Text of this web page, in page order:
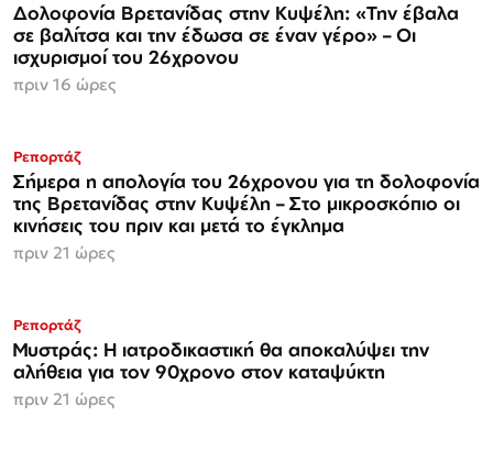
Δολοφονία Βρετανίδας στην Κυψέλη: «Την έβαλα
σε βαλίτσα και την έδωσα σε έναν γέρο» – Οι
ισχυρισμοί του 26χρονου
πριν 16 ώρες
Ρεπορτάζ
Σήμερα η απολογία του 26χρονου για τη δολοφονία
της Βρετανίδας στην Κυψέλη – Στο μικροσκόπιο οι
κινήσεις του πριν και μετά το έγκλημα
πριν 21 ώρες
Ρεπορτάζ
Μυστράς: Η ιατροδικαστική θα αποκαλύψει την
αλήθεια για τον 90χρονο στον καταψύκτη
πριν 21 ώρες